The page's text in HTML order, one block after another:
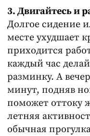
3. Двигайтесь и
Долгое сидение
месте ухудшает
приходится
каждый час
разминку. А
минут, подняв
поможет оттоку
летняя
обычная